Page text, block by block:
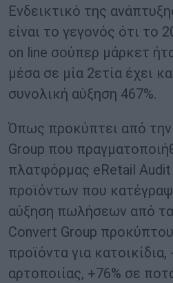
Ενδεικτικό της
είναι το γεγονός ότι το
on line σούπερ μάρκετ
μέσα σε μία 2ετία έχει
συνολική αύξηση 467%.
Όπως προκύπτει από
Group που
πλατφόρμας eRetail Audit
προϊόντων που
αύξηση πωλήσεων από τα
Convert Group
προϊόντα για
αρτοποιίας, +76% σε